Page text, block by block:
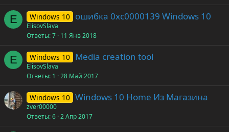
E Windows 10 ошибка 0xc0000139 Windows 10
ElisovSlava
Ответы 7 11 Янв 2018
E Windows 10 Media creation tool
ElisovSlava
Ответы 1 28 Май 2017
Windows 10 Windows 10 Home Из Магазина
zver00000
Ответы 6 2 Апр 2017